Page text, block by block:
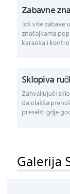
Zabavne
Još više zabave
značajkama
karaoka i
Sklopiva
Zahvaljujući
da olakša
preseliti gdje
Galerija